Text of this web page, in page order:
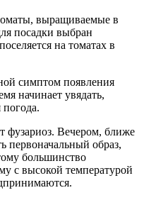
выращиваемые в
посадки выбран
на томатах в
симптом появления
начинает увядать,
погода.
фузариоз. Вечером, ближе
первоначальный образ,
большинство
с высокой температурой